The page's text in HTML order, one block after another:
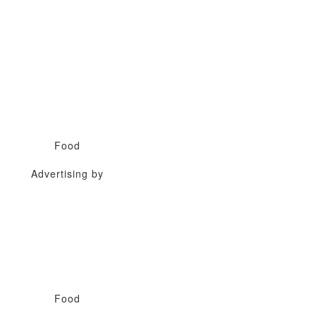
Food
Advertising by
Food